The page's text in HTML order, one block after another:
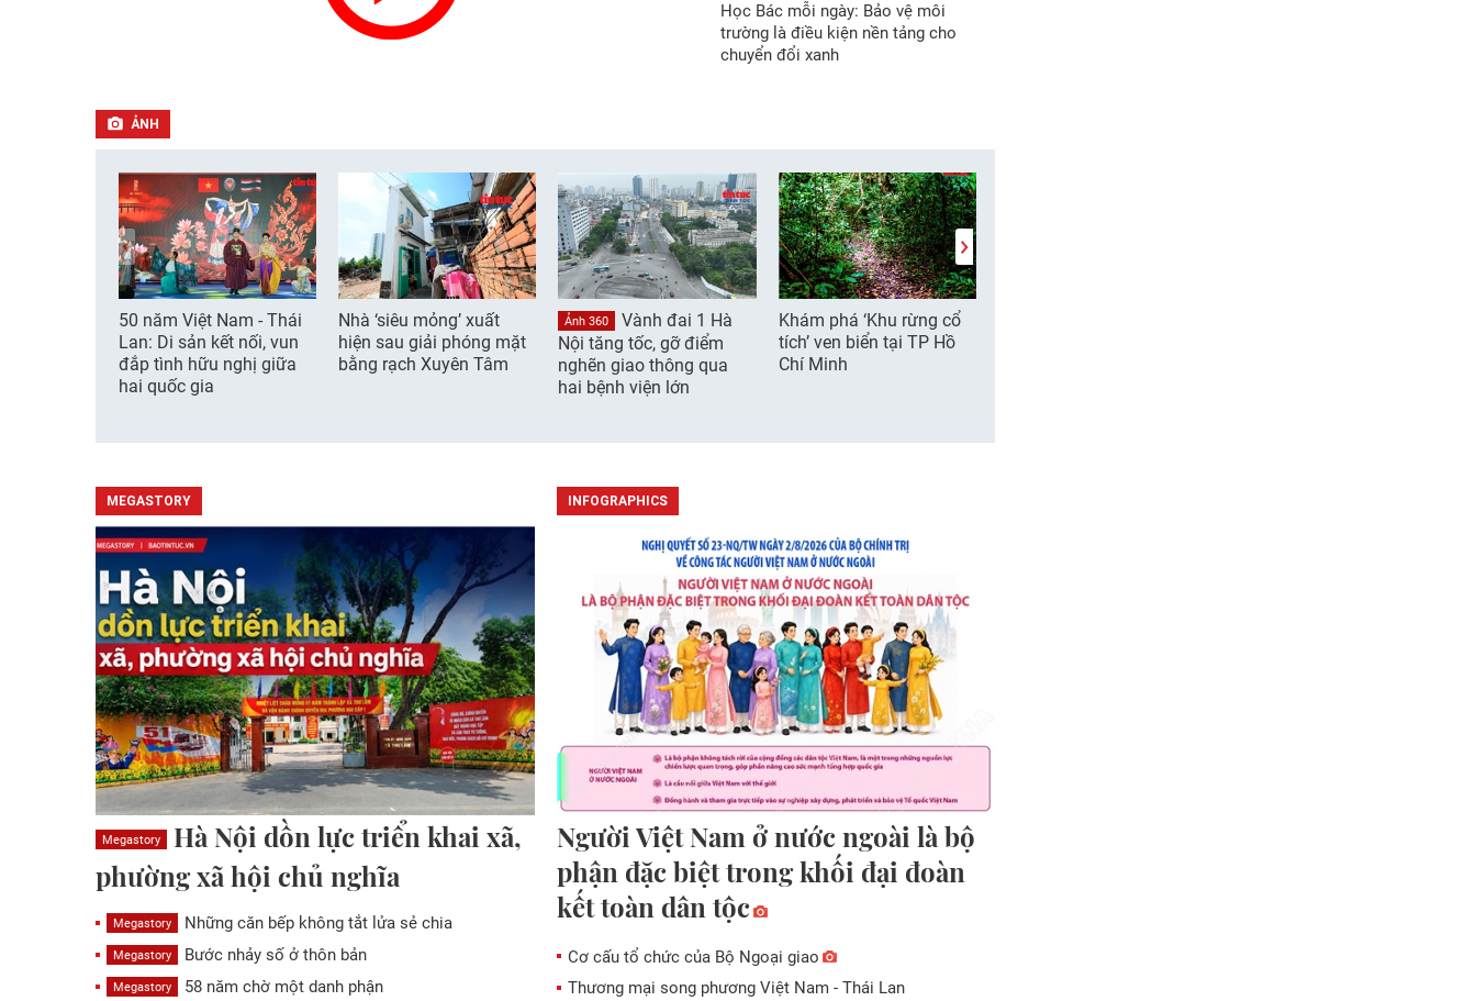
Học Bác mỗi ngày: Bảo vệ môi
trường là điều kiện nền tảng cho
chuyển đổi xanh
ẢNH
50 năm Việt Nam - Thái
Lan: Di sản kết nối, vun
đắp tình hữu nghị giữa
hai quốc gia
Nhà ‘siêu mỏng’ xuất
hiện sau giải phóng mặt
bằng rạch Xuyên Tâm
Ảnh 360
Vành đai 1 Hà
Nội tăng tốc, gỡ điểm
nghẽn giao thông qua
hai bệnh viện lớn
Khám phá ‘Khu rừng cổ
tích’ ven biển tại TP Hồ
Chí Minh
MEGASTORY
Megastory
Hà Nội dồn lực triển khai xã,
phường xã hội chủ nghĩa
Megastory Những căn bếp không tắt lửa sẻ chia
Megastory Bước nhảy số ở thôn bản
Megastory 58 năm chờ một danh phận
INFOGRAPHICS
Người Việt Nam ở nước ngoài là bộ
phận đặc biệt trong khối đại đoàn
kết toàn dân tộc
Cơ cấu tổ chức của Bộ Ngoại giao
Thương mại song phương Việt Nam - Thái Lan